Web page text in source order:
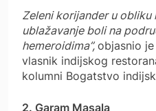
Zeleni korijander u obliku
ublažavanje boli na
hemeroidima”, objasnio je
vlasnik indijskog
kolumni Bogatstvo
2. Garam Masala